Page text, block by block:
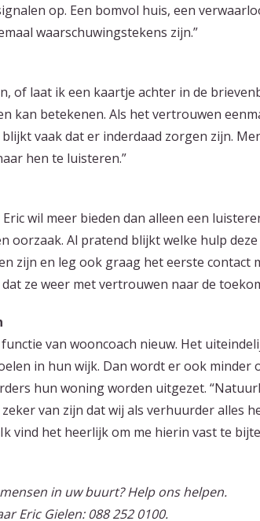
op. Een bomvol huis, een
waarschuwingstekens zijn.”
of laat ik een kaartje achter in de
kan betekenen. Als het vertrouwen
vaak dat er inderdaad zorgen zijn.
hen te luisteren.”
wil meer bieden dan alleen een
oorzaak. Al pratend blijkt welke hulp
zijn en leg ook graag het eerste contact
ze weer met vertrouwen naar de
van wooncoach nieuw. Het
in hun wijk. Dan wordt er ook minder
hun woning worden uitgezet.
van zijn dat wij als verhuurder alles
vind het heerlijk om me hierin vast te
in uw buurt? Help ons helpen.
Eric Gielen: 088 252 0100.